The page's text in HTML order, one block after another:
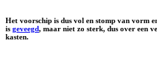
Het voorschip is dus vol en stomp van vorm
is geveegd, maar niet zo sterk, dus over een
kasten.